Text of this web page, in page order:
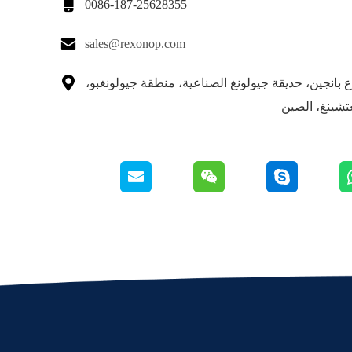
 0086-187-25628355
 sales@rexonop.com

شارع بانجين، حديقة جيولونغ الصناعية، منطقة جيولونغبو،
الصين